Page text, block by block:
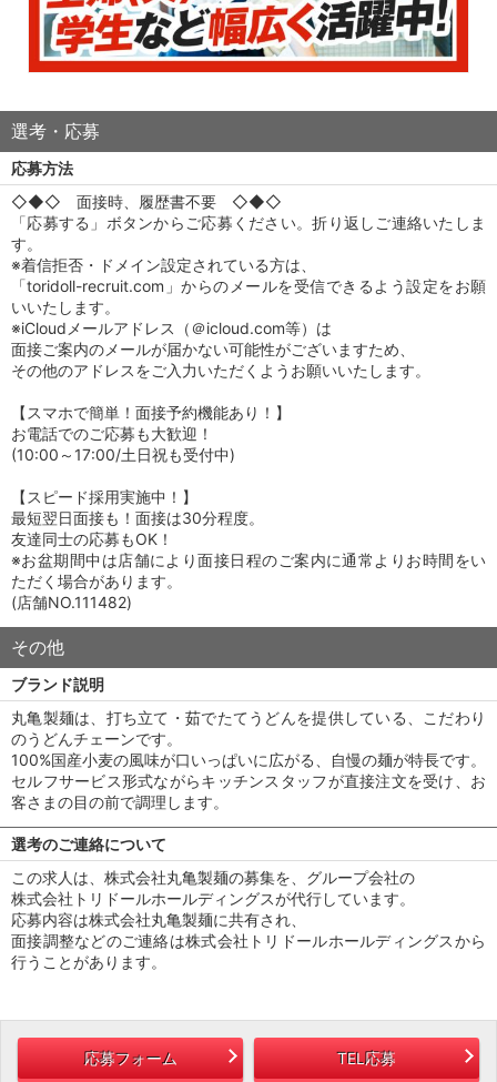
選考・応募
応募方法
◇◆◇ 面接時、履歴書不要 ◇◆◇
「応募する」ボタンからご応募ください。折り返しご連絡いたしま
す。
※着信拒否・ドメイン設定されている方は、
「toridoll-recruit.com」からのメールを受信できるよう設定をお願
いいたします。
※iCloudメールアドレス（＠icloud.com等）は
面接ご案内のメールが届かない可能性がございますため、
その他のアドレスをご入力いただくようお願いいたします。
【スマホで簡単！面接予約機能あり！】
お電話でのご応募も大歓迎！
(10:00～17:00/土日祝も受付中)
【スピード採用実施中！】
最短翌日面接も！面接は30分程度。
友達同士の応募もOK！
※お盆期間中は店舗により面接日程のご案内に通常よりお時間をい
ただく場合があります。
(店舗NO.111482)
その他
ブランド説明
丸亀製麺は、打ち立て・茹でたてうどんを提供している、こだわり
のうどんチェーンです。
100%国産小麦の風味が口いっぱいに広がる、自慢の麺が特長です。
セルフサービス形式ながらキッチンスタッフが直接注文を受け、お
客さまの目の前で調理します。
選考のご連絡について
この求人は、株式会社丸亀製麺の募集を、グループ会社の
株式会社トリドールホールディングスが代行しています。
応募内容は株式会社丸亀製麺に共有され、
面接調整などのご連絡は株式会社トリドールホールディングスから
行うことがあります。
応募フォーム TEL応募